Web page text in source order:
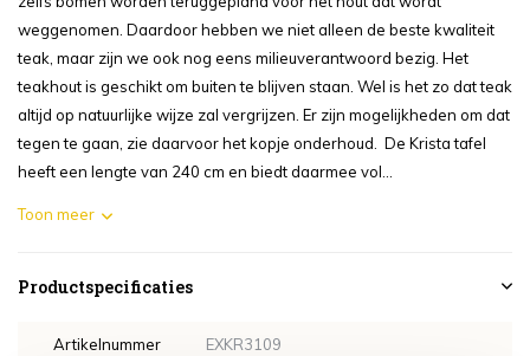
weggenomen. Daardoor hebben we niet alleen de beste kwaliteit
teak, maar zijn we ook nog eens milieuverantwoord bezig. Het
teakhout is geschikt om buiten te blijven staan. Wel is het zo dat teak
altijd op natuurlijke wijze zal vergrijzen. Er zijn mogelijkheden om dat
tegen te gaan, zie daarvoor het kopje onderhoud. De Krista tafel
heeft een lengte van 240 cm en biedt daarmee vol...
Toon meer
Productspecificaties
Artikelnummer EXKR3109